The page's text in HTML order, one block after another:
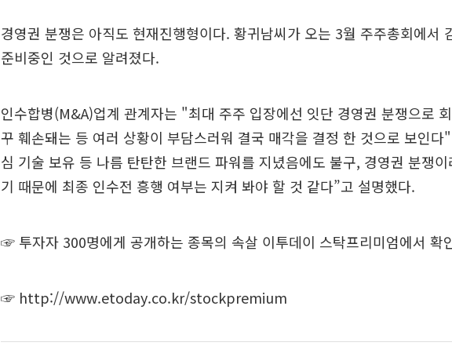
경영권 분쟁은 아직도 현재진행형이다. 황귀남씨가 오는 3월 주주총회에서
준비중인 것으로 알려졌다.
인수합병(M&A)업계 관계자는 "최대 주주 입장에선 잇단 경영권 분쟁으로
꾸 훼손돼는 등 여러 상황이 부담스러워 결국 매각을 결정 한 것으로 보인다
심 기술 보유 등 나름 탄탄한 브랜드 파워를 지녔음에도 불구, 경영권 분쟁
기 때문에 최종 인수전 흥행 여부는 지켜 봐야 할 것 같다”고 설명했다.
☞ 투자자 300명에게 공개하는 종목의 속살 이투데이 스탁프리미엄에서 확
☞ http://www.etoday.co.kr/stockpremium